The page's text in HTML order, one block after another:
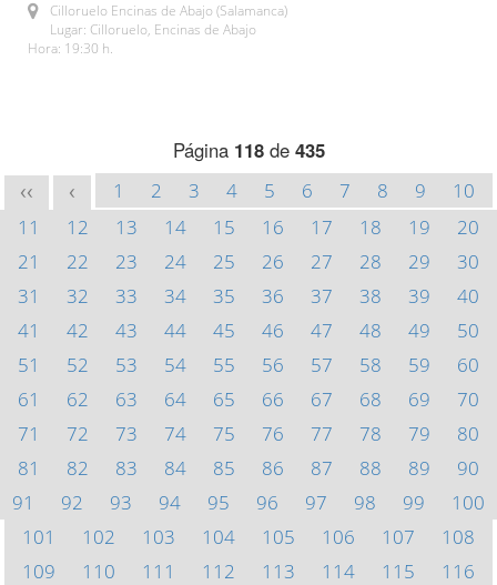
Cilloruelo Encinas de Abajo (Salamanca)
Lugar: Cilloruelo, Encinas de Abajo
Hora: 19:30 h.
Página 118de 435
<< < 1 2 3 4 5 6 7 8 9
10
11
12 13 14 15 16 17 18 19
20
21
22 23 24 25 26 27 28 29
30
31
32 33 34 35 36 37 38 39
40
41
42 43 44 45 46 47 48 49
50
51
52 53 54 55 56 57 58 59
60
61
62 63 64 65 66 67 68 69
70
71
72 73 74 75 76 77 78 79
80
81
82 83 84 85 86 87 88 89
90
91
92 93 94 95 96 97 98 99
100
101
102 103 104 105 106 107
108
109
110 111 112 113 114 115
116